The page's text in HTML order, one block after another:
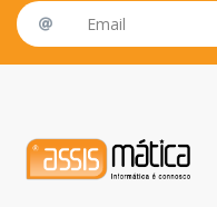
Email address